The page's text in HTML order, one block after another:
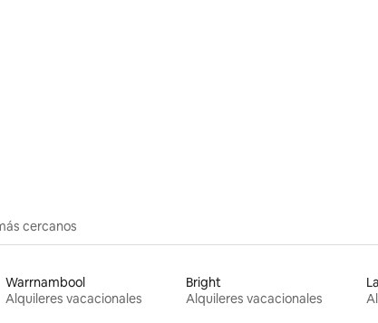
5, 62 reseñas
cercanos
Warrnambool
Alquileres vacacionales
Bright
Alquileres vacacionales